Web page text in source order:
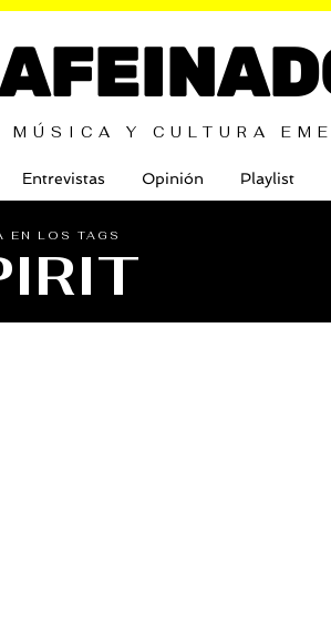
Y CULTURA
Entrevistas Opinión Playlist
EN LOS TAGS